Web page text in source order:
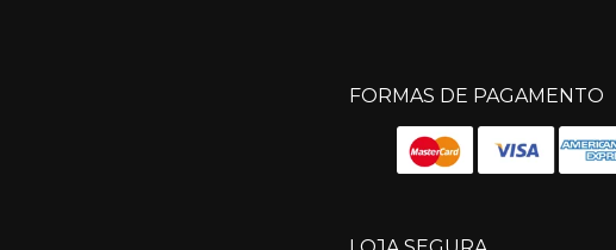
FORMAS DE PAGAMENTO